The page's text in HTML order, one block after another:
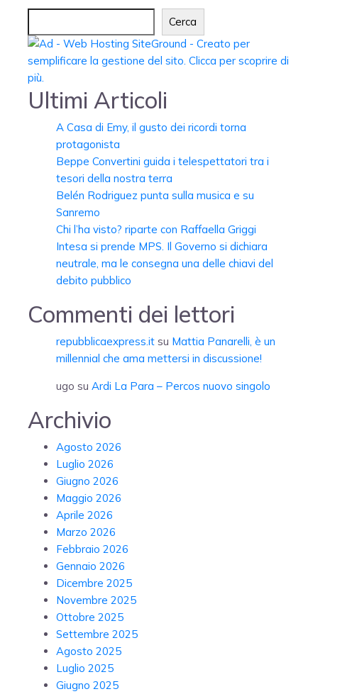
Cerca
Ultimi Articoli
A Casa di Emy, il gusto dei ricordi torna
protagonista
Beppe Convertini guida i telespettatori tra i
tesori della nostra terra
Belén Rodriguez punta sulla musica e su
Sanremo
Chi l’ha visto? riparte con Raffaella Griggi
Intesa si prende MPS. Il Governo si dichiara
neutrale, ma le consegna una delle chiavi del
debito pubblico
Commenti dei lettori
repubblicaexpress.it su Mattia Panarelli, è un
millennial che ama mettersi in discussione!
ugo su Ardi La Para – Percos nuovo singolo
Archivio
Agosto 2026
Luglio 2026
Giugno 2026
Maggio 2026
Aprile 2026
Marzo 2026
Febbraio 2026
Gennaio 2026
Dicembre 2025
Novembre 2025
Ottobre 2025
Settembre 2025
Agosto 2025
Luglio 2025
Giugno 2025